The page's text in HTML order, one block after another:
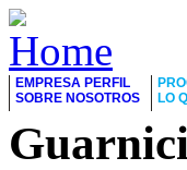
EMPRESA PERFIL
SOBRE NOSOTROS
LO